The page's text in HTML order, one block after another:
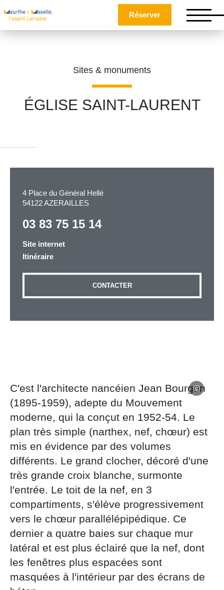
Réserver
Sites & monuments
ÉGLISE SAINT-LAURENT
4 Place du Général Hellé
54122 AZERAILLES
03 83 75 15 14
Site internet
Itinéraire
CONTACTER
C'est l'architecte nancéien Jean Bourgon
(1895-1959), adepte du Mouvement
moderne, qui la conçut en 1952-54. Le
plan très simple (narthex, nef, chœur) est
mis en évidence par des volumes
différents. Le grand clocher, décoré d'une
très grande croix blanche, surmonte
l'entrée. Le toit de la nef, en 3
compartiments, s'élève progressivement
vers le chœur parallélépipédique. Ce
dernier a quatre baies sur chaque mur
latéral et est plus éclairé que la nef, dont
les fenêtres plus espacées sont
masquées à l'intérieur par des écrans de
Les informations recueillies à partir de ce formulaire
sont nécessaires au traitement de votre demande (sauf
de rectification et d’opposition aux données vous
concernant, que vous pouvez exercer en adressant une
demande par courriel à tourisme@departement54.fr ou
par courrier signé accompagné de la copie d’un titre
d’identité à l’adresse suivante : Meurthe & Moselle
Tourisme - 48 esplanade Jacques-Baudot CO 90019
54035 NANCY cedex
reCAPTCHA